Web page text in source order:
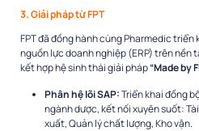
3. Giải pháp từ FPT
FPT đã đồng hành cùng Pharmedic
nguồn lực doanh nghiệp (ERP) trên nền
kết hợp hệ sinh thái giải pháp“Made by
Phân hệ lõi SAP:Triển khai đồng
ngành dược, kết nối xuyên suốt:
xuất, Quản lý chất lượng, Kho vận.